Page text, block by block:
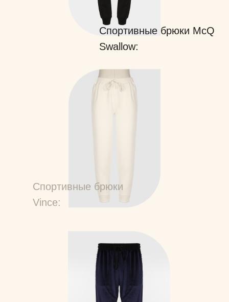
Спортивные брюки
Vince:
Спортивные брюки McQ
Swallow: